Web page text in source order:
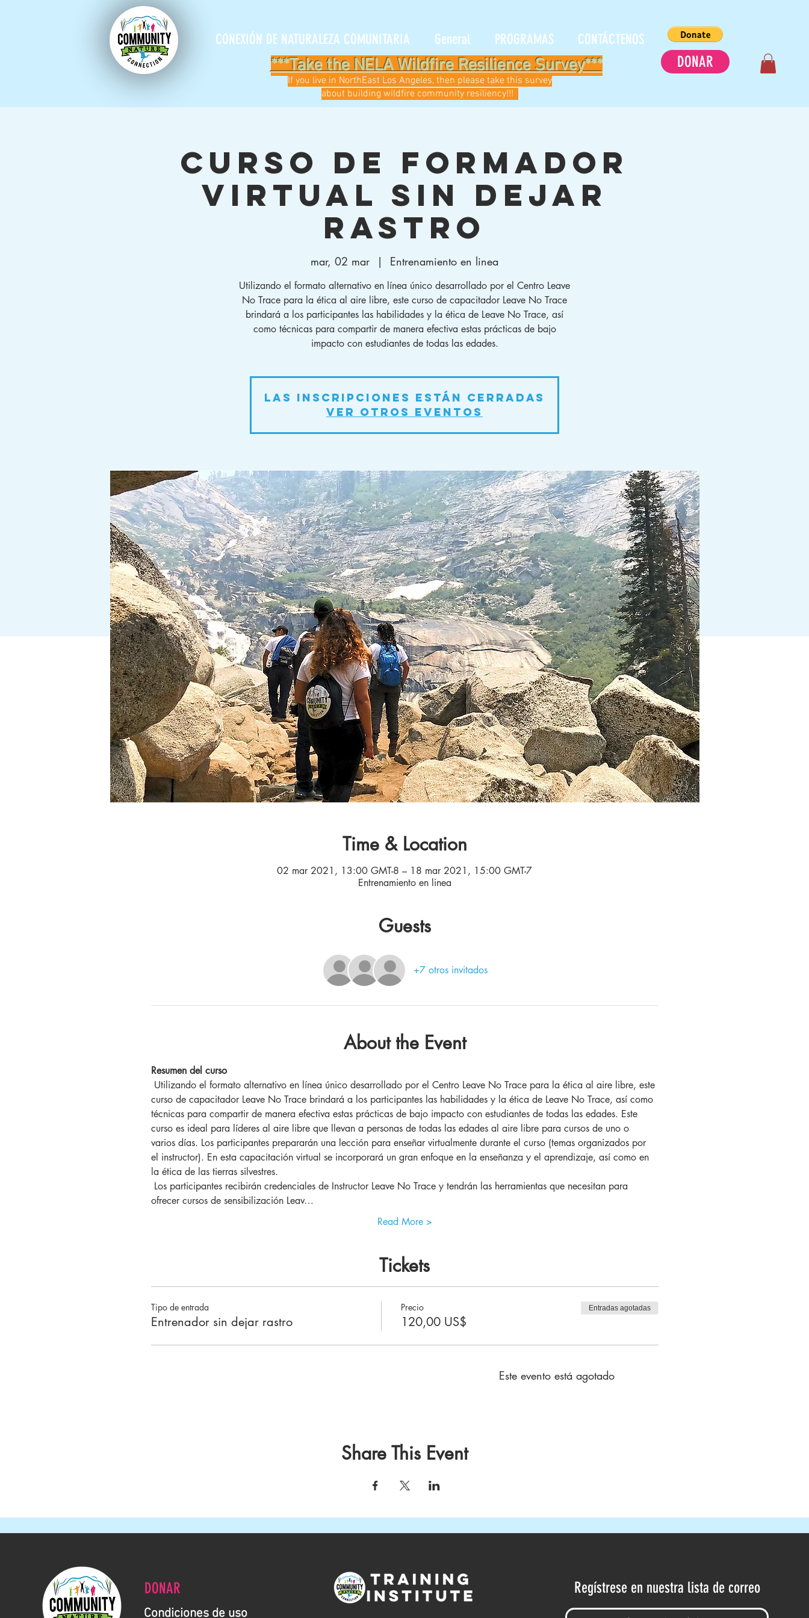
CONEXIÓN DE NATURALEZA COMUNITARIA General PROGRAMAS CONTÁCTENOS
***Take the NELA Wildfire Resilience Survey*** DONAR
If you live in NorthEast Los Angeles, then please take this survey
about building wildfire community resiliency!!!
Curso de formador
virtual sin dejar
rastro
mar, 02 mar
  |
Entrenamiento en linea
Utilizando el formato alternativo en línea único desarrollado por el Centro Leave
No Trace para la ética al aire libre, este curso de capacitador Leave No Trace
brindará a los participantes las habilidades y la ética de Leave No Trace, así
como técnicas para compartir de manera efectiva estas prácticas de bajo
impacto con estudiantes de todas las edades.
Las inscripciones están cerradas
Ver otros eventos
Time & Location
02 mar 2021, 13:00 GMT-8 – 18 mar 2021, 15:00 GMT-7
Entrenamiento en linea
Guests
+7 otros invitados
About the Event
Resumen del curso
curso de capacitador Leave No Trace brindará a los participantes las habilidades y la ética de Leave No Trace, así como
técnicas para compartir de manera efectiva estas prácticas de bajo impacto con estudiantes de todas las edades. Este
curso es ideal para líderes al aire libre que llevan a personas de todas las edades al aire libre para cursos de uno o
varios días. Los participantes prepararán una lección para enseñar virtualmente durante el curso (temas organizados por
el instructor). En esta capacitación virtual se incorporará un gran enfoque en la enseñanza y el aprendizaje, así como en
la ética de las tierras silvestres.
ofrecer cursos de sensibilización Leav…
Read More >
Tickets
Tipo de entrada
Entrenador sin dejar rastro
Precio
120,00 US$
Entradas agotadas
Este evento está agotado
Share This Event
DONAR
Condiciones de uso
Regístrese en nuestra lista de correo